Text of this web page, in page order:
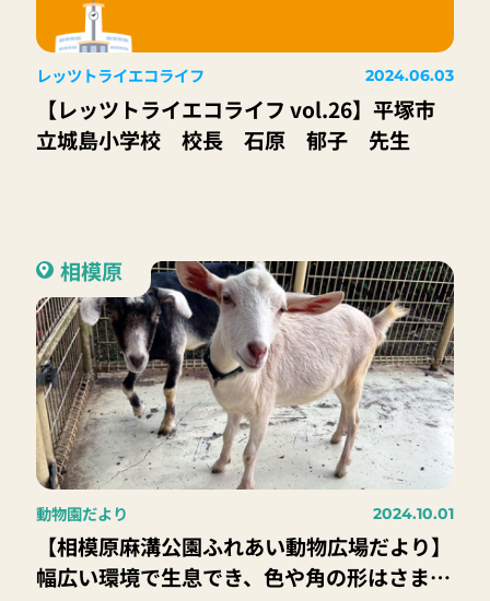
レッツトライエコライフ 2024.06.03
【レッツトライエコライフ vol.26】平塚市
立城島小学校 校長 石原 郁子 先生
相模原
動物園だより 2024.10.01
【相模原麻溝公園ふれあい動物広場だより】
幅広い環境で生息でき、色や角の形はさまざ